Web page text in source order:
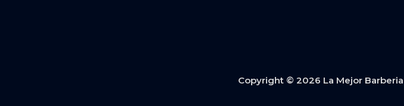
Copyright © 2026 La Mejor